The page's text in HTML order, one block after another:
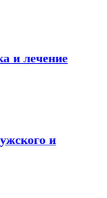
и лечение
и